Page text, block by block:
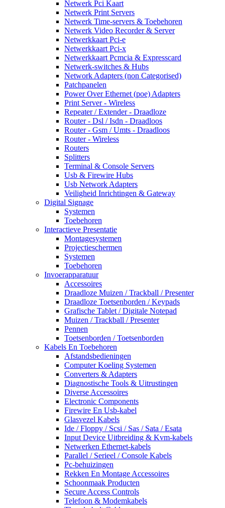
Netwerk Pci Kaart
Netwerk Print Servers
Netwerk Time-servers & Toebehoren
Netwerk Video Recorder & Server
Netwerkkaart Pci-e
Netwerkkaart Pci-x
Netwerkkaart Pcmcia & Expresscard
Netwerk-switches & Hubs
Network Adapters (non Categorised)
Patchpanelen
Power Over Ethernet (poe) Adapters
Print Server - Wireless
Repeater / Extender - Draadloze
Router - Dsl / Isdn - Draadloos
Router - Gsm / Umts - Draadloos
Router - Wireless
Routers
Splitters
Terminal & Console Servers
Usb & Firewire Hubs
Usb Network Adapters
Veiligheid Inrichtingen & Gateway
Digital Signage
Systemen
Toebehoren
Interactieve Presentatie
Montagesystemen
Projectieschermen
Systemen
Toebehoren
Invoerapparatuur
Accessoires
Draadloze Muizen / Trackball / Presenter
Draadloze Toetsenborden / Keypads
Grafische Tablet / Digitale Notepad
Muizen / Trackball / Presenter
Pennen
Toetsenborden / Toetsenborden
Kabels En Toebehoren
Afstandsbedieningen
Computer Koeling Systemen
Converters & Adapters
Diagnostische Tools & Uitrustingen
Diverse Accessoires
Electronic Components
Firewire En Usb-kabel
Glasvezel Kabels
Ide / Floppy / Scsi / Sas / Sata / Esata
Input Device Uitbreiding & Kvm-kabels
Netwerken Ethernet-kabels
Parallel / Serieel / Console Kabels
Pc-behuizingen
Rekken En Montage Accessoires
Schoonmaak Producten
Secure Access Controls
Telefoon & Modemkabels